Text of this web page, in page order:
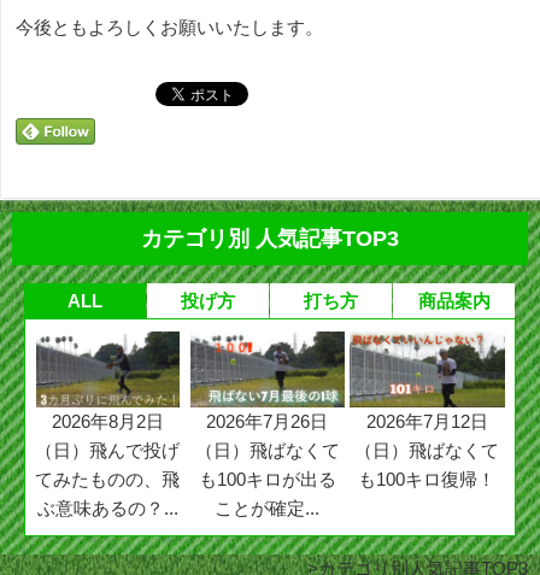
今後ともよろしくお願いいたします。
カテゴリ別 人気記事TOP3
ALL 投げ方 打ち方 商品案内
2026年8月2日
（日）飛んで投げ
てみたものの、飛
ぶ意味あるの？...
2026年7月26日
（日）飛ばなくて
も100キロが出る
ことが確定...
2026年7月12日
（日）飛ばなくて
も100キロ復帰！
カテゴリ別人気記事TOP3